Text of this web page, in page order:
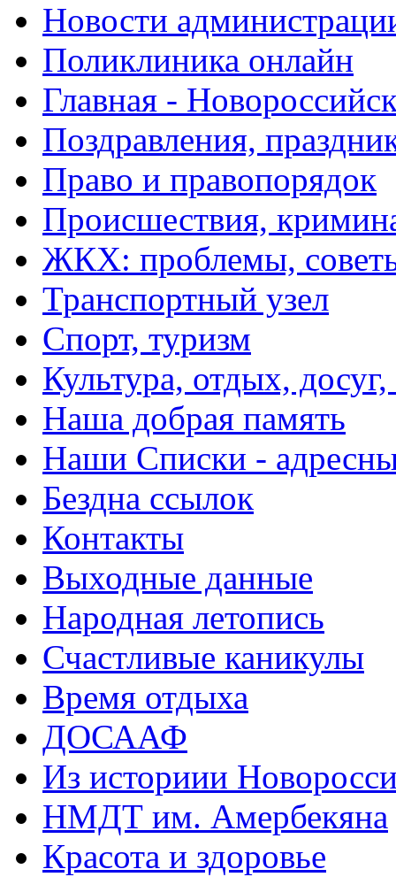
Новости
Поликлиника онлайн
Главная -
Поздравления,
Право и правопорядок
Происшествия,
ЖКХ: проблемы,
Транспортный узел
Спорт, туризм
Культура, отдых,
Наша добрая память
Наши Списки -
Бездна ссылок
Контакты
Выходные данные
Народная летопись
Счастливые каникулы
Время отдыха
ДОСААФ
Из историии
НМДТ им. Амербекяна
Красота и здоровье